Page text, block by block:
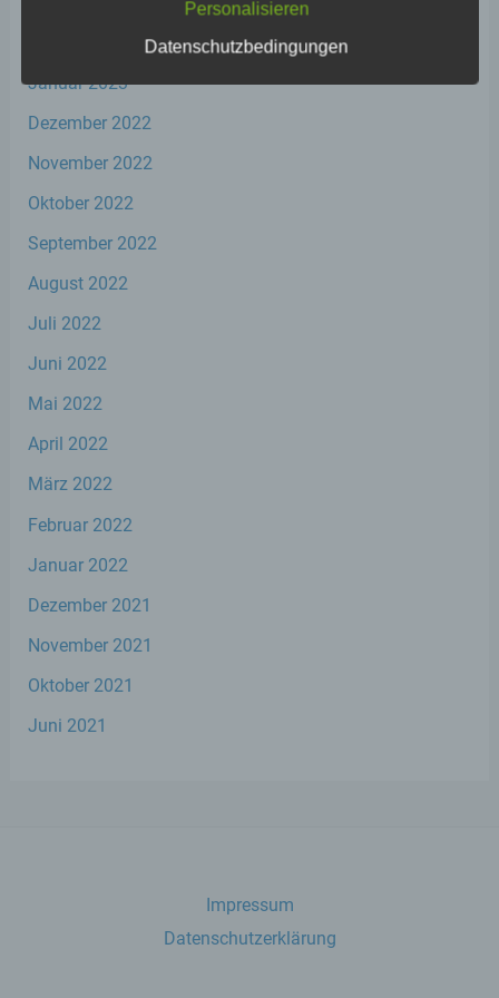
Januar 2023
Dezember 2022
November 2022
Oktober 2022
September 2022
August 2022
Juli 2022
Juni 2022
Mai 2022
April 2022
März 2022
Februar 2022
Januar 2022
Dezember 2021
November 2021
Oktober 2021
Juni 2021
Impressum
Datenschutzerklärung
a) personenbezogene Daten
Informationen, die sich auf eine identifizierte
Folgenden „betroffene Person") beziehen.
Person angesehen, die direkt oder indirekt,
Kennung wie einem Namen, zu einer
Ausdruck der physischen, physiologischen,
natürlichen Person sind, identifiziert werden
kann.
b) betroffene Person
identifizierbare natürliche Person, deren
Verarbeitung Verantwortlichen verarbeitet
Organisation, das Ordnen, die Speicherung,
Auslesen, das Abfragen, die Verwendung,
Personalisieren
Datenschutzbedingungen